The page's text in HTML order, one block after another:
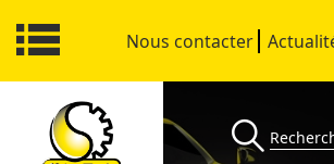
Nous contacter